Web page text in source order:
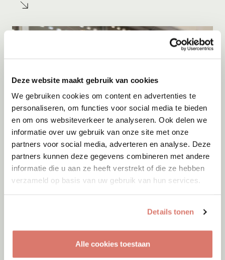
Deze website maakt gebruik van cookies
We gebruiken cookies om content en advertenties te
personaliseren, om functies voor social media te bieden
en om ons websiteverkeer te analyseren. Ook delen we
informatie over uw gebruik van onze site met onze
partners voor social media, adverteren en analyse. Deze
partners kunnen deze gegevens combineren met andere
informatie die u aan ze heeft verstrekt of die ze hebben
verzameld op basis van uw gebruik van hun services.
Details tonen
Alle cookies toestaan
Adoptie06-08-2026
Jumby